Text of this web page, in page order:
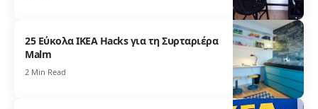
25 Εύκολα IKEA Hacks για τη Συρταριέρα
Malm
2 Min Read